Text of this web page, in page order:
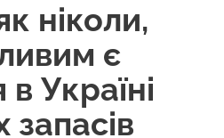
ніколи,
є
Україні
запасів